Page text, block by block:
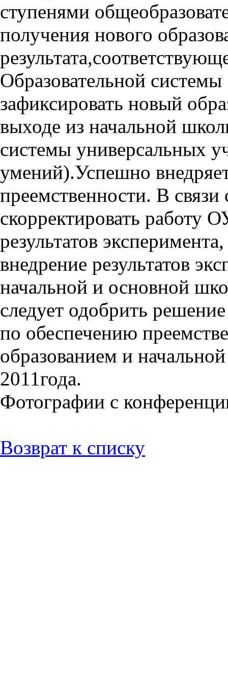
ступенями
получения нового
Образовательной
зафиксировать новый
выходе из начальной
системы универсальных
умений).Успешно
преемственности. В
скорректировать работу
результатов
внедрение результатов
начальной и основной
следует одобрить
по обеспечению
образованием и
2011года.
Фотографии с
Возврат к списку